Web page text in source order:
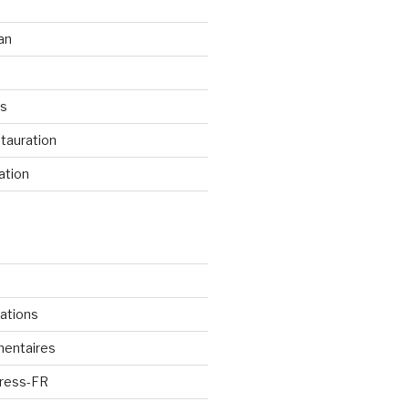
FR